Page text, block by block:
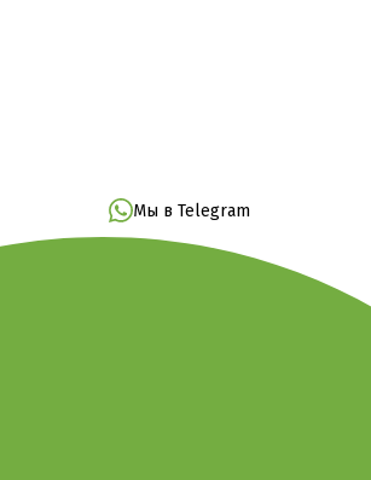
Мы в Telegram